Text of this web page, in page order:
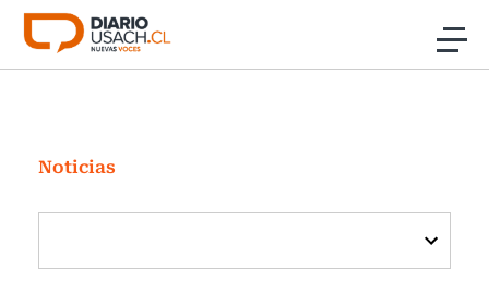
Click acá para ir directamente al contenido
Investigación
Cultura
Programas Radio y TV Usach
Noticias